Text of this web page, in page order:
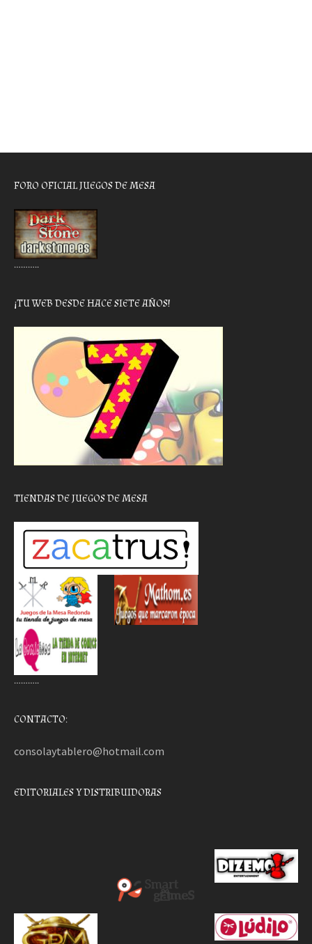
FORO OFICIAL JUEGOS DE MESA
………..
¡TU WEB DESDE HACE SIETE AÑOS!
TIENDAS DE JUEGOS DE MESA
………..
CONTACTO:
consolaytablero@hotmail.com
EDITORIALES Y DISTRIBUIDORAS